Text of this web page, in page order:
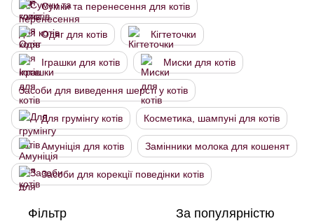
Сумки та перенесення для котів
Одяг для котів Кігтеточки
Іграшки для котів Миски для котів
Засоби для виведення шерсті у котів
Для грумінгу котів Косметика, шампуні для котів
Амуніція для котів Замінники молока для кошенят
Засоби для корекції поведінки котів
Фільтр За популярністю